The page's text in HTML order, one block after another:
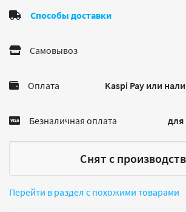
Способы доставки
Самовывоз
Оплата Kaspi Pay или
Безналичная оплата для
Снят с
Перейти в раздел с похожими товарами